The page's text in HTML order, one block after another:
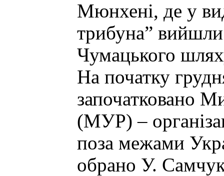
Мюнхені, де у
трибуна”
Чумацького
На початку
започатковано
(МУР) –
поза межами
обрано У.